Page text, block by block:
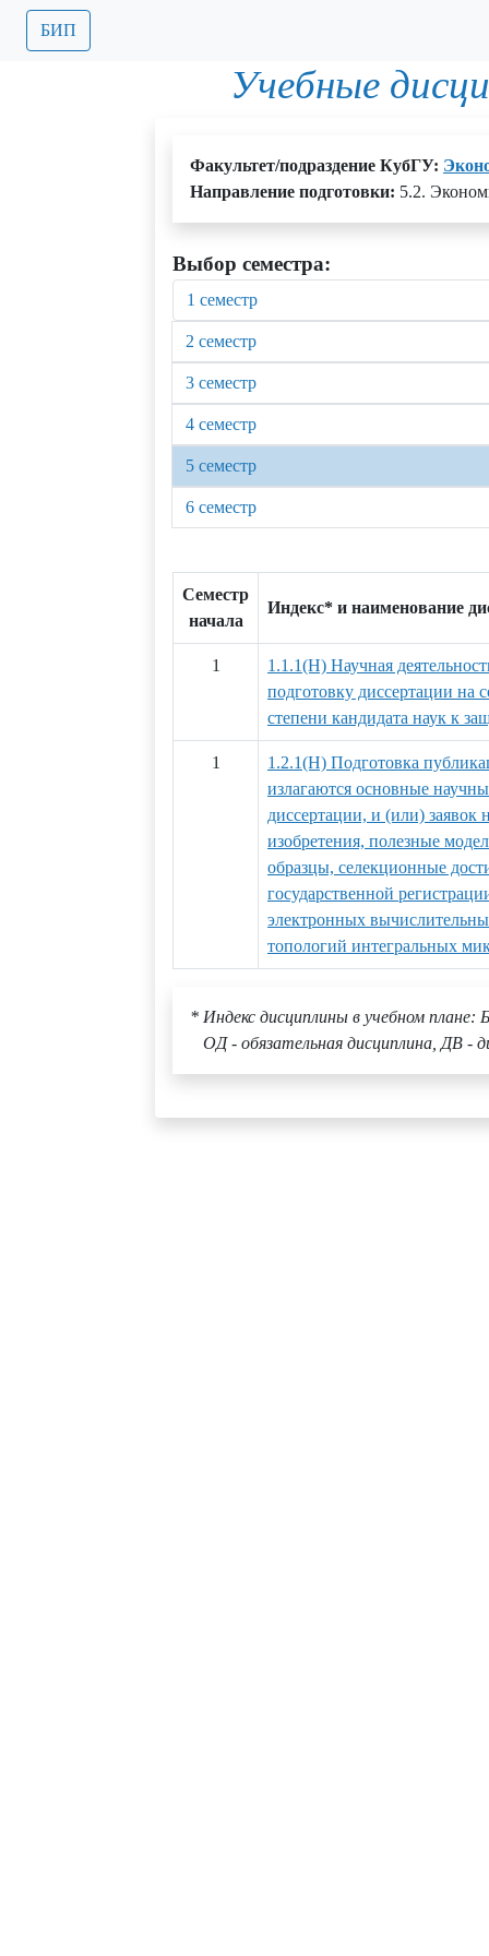
БИП
Учебные
Факультет/подраздение КубГУ:
Направление подготовки: 5.2.
Выбор семестра:
1 семестр
2 семестр
3 семестр
4 семестр
5 семестр
6 семестр
Семестр
начала
Индекс* и наименование
1
1.1.1(Н) Научная
подготовку диссертации на
степени кандидата наук к
1
1.2.1(Н) Подготовка
излагаются основные
диссертации, и (или) заявок
изобретения, полезные
образцы, селекционные
государственной
электронных
топологий интегральных
* Индекс дисциплины в учебном плане:
ОД - обязательная дисциплина, ДВ -